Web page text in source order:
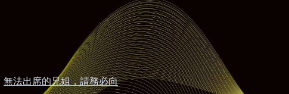
無法出席的兄姐，請務必向